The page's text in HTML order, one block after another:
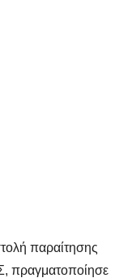
παραίτησης
πραγματοποίησε